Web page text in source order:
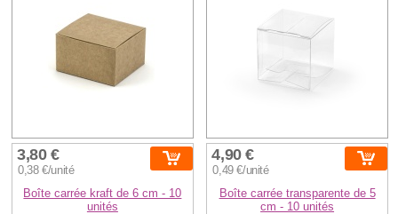
3,80 €
0,38 €/unité
Boîte carrée kraft de 6 cm - 10
unités
4,90 €
0,49 €/unité
Boîte carrée transparente de 5
cm - 10 unités